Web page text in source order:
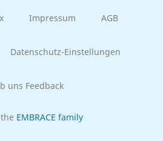
Impressum AGB
Datenschutz-Einstellungen
uns Feedback
EMBRACE family